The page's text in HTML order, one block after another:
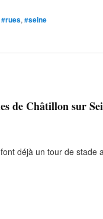
#rues, #seine
de Châtillon sur
déjà un tour de stade